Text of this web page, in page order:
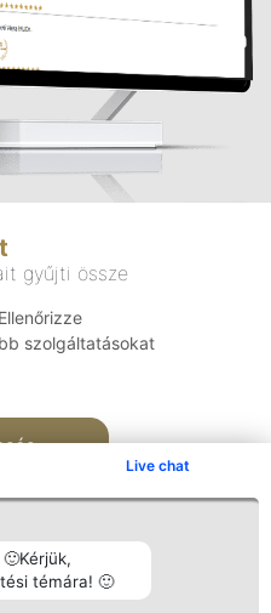
Live chat
témára! 🙂
gyűjti össze
szolgáltatásokat